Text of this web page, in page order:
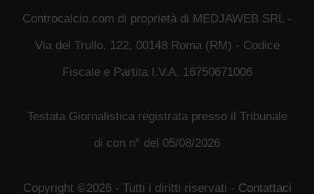
Controcalcio.com di proprietà di MEDJAWEB SRL -
Via del Trullo, 122, 00148 Roma (RM) - Codice
Fiscale e Partita I.V.A. 16750671006
Testata Giornalistica registrata presso il Tribunale
di con n° del 05/08/2026
Copyright ©2026 - Tutti i diritti riservati - Contattaci